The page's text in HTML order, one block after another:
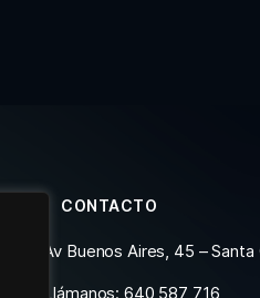
CONTACTO
Av Buenos Aires, 45 –
Llámanos: 640 587 716